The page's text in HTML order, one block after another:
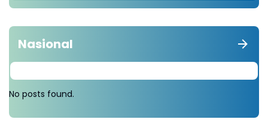
Nasional
No posts found.